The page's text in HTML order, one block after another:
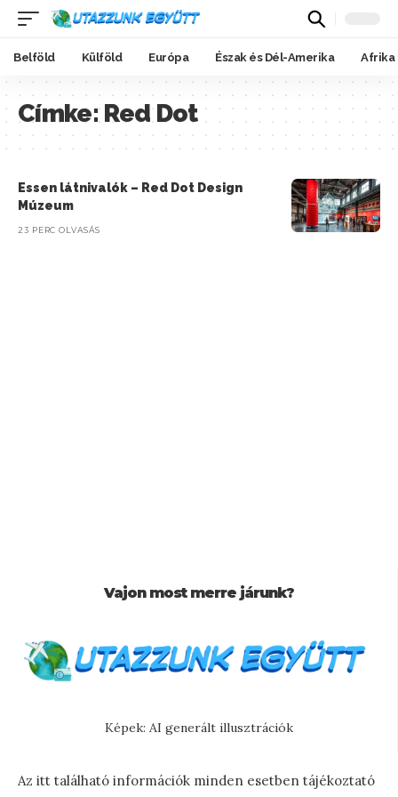
Belföld Külföld Európa Észak és Dél-Amerika Afrika
Címke:Red Dot
Essen látnivalók – Red Dot Design
Múzeum
23 PERC OLVASÁS
Vajon most merre járunk?
Képek: AI generált illusztrációk
Az itt található információk minden esetben tájékoztató